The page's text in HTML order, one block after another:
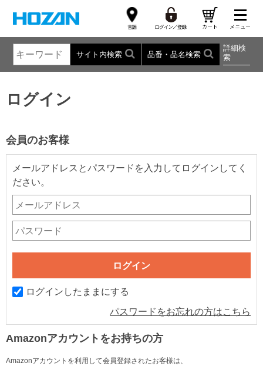
サイト内検索 品番・品名検索
詳細検
索
ログイン
会員のお客様
メールアドレスとパスワードを入力してログインしてく
ださい。
ログインしたままにする
パスワードをお忘れの方はこちら
Amazonアカウントをお持ちの方
Amazonアカウントを利用して会員登録されたお客様は、